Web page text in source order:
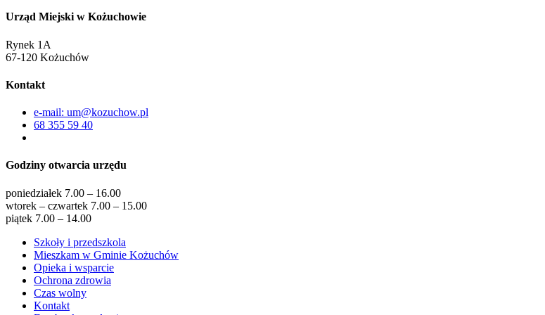
Urząd Miejski w Kożuchowie
Rynek 1A
67-120 Kożuchów
Kontakt
e-mail: um@kozuchow.pl
68 355 59 40
Godziny otwarcia urzędu
poniedziałek 7.00 – 16.00
wtorek – czwartek 7.00 – 15.00
piątek 7.00 – 14.00
Szkoły i przedszkola
Mieszkam w Gminie Kożuchów
Opieka i wsparcie
Ochrona zdrowia
Czas wolny
Kontakt